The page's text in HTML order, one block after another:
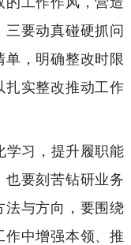
要动真碰硬抓问
，明确整改时限
扎实整改推动工作
习，提升履职能
也要刻苦钻研业务
法与方向，要围绕
作中增强本领、推